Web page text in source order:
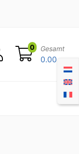
0 Gesamt
0.00